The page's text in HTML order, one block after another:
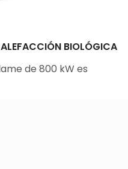
BIOLÓGICA
de 800 kW es